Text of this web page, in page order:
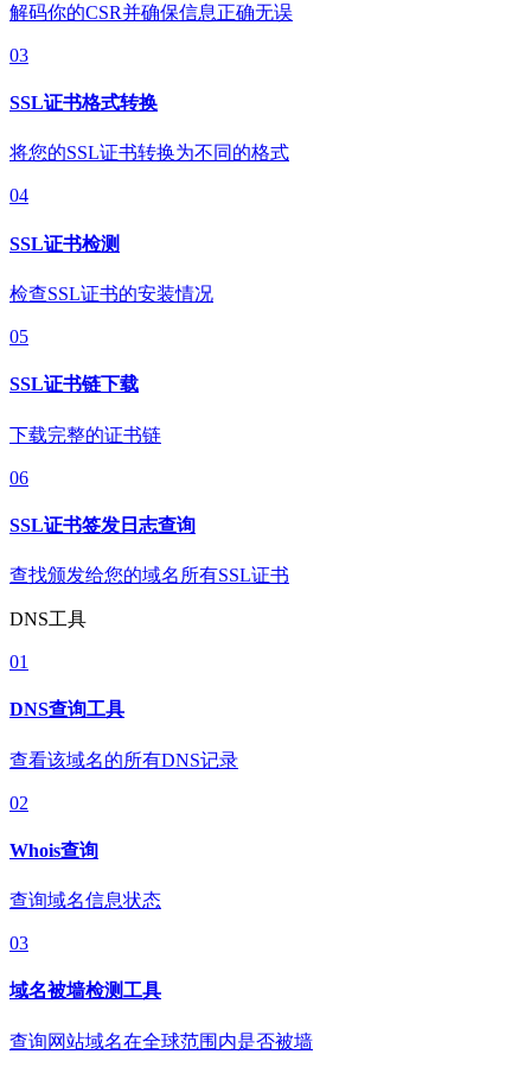
解码你的CSR并确保信息正确无误
03
SSL证书格式转换
将您的SSL证书转换为不同的格式
04
SSL证书检测
检查SSL证书的安装情况
05
SSL证书链下载
下载完整的证书链
06
SSL证书签发日志查询
查找颁发给您的域名所有SSL证书
DNS工具
01
DNS查询工具
查看该域名的所有DNS记录
02
Whois查询
查询域名信息状态
03
域名被墙检测工具
查询网站域名在全球范围内是否被墙